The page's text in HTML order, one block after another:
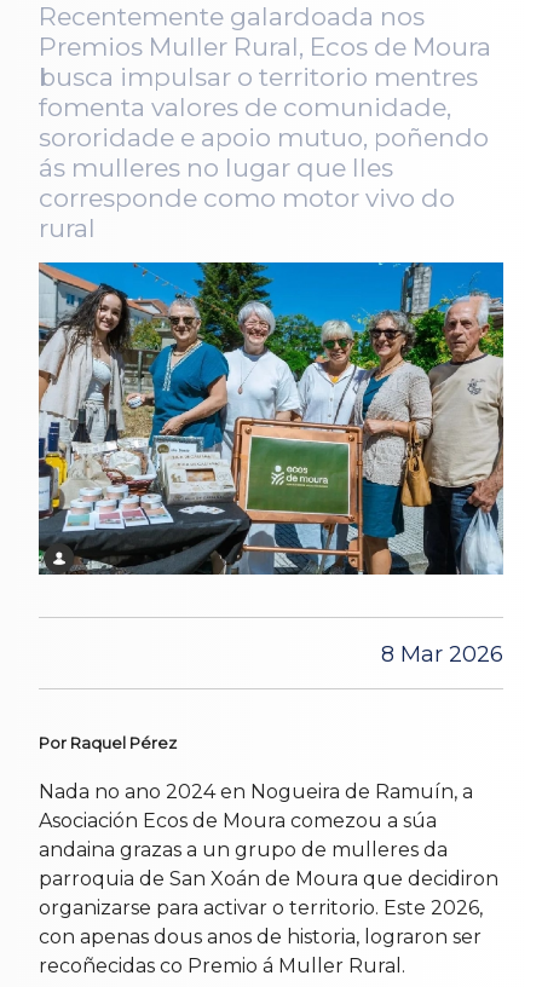
Recentemente galardoada nos
Premios Muller Rural, Ecos de Moura
busca impulsar o territorio mentres
fomenta valores de comunidade,
sororidade e apoio mutuo, poñendo
ás mulleres no lugar que lles
corresponde como motor vivo do
rural
8 Mar 2026
Por Raquel Pérez
Nada no ano 2024 en Nogueira de Ramuín, a
Asociación Ecos de Moura comezou a súa
andaina grazas a un grupo de mulleres da
parroquia de San Xoán de Moura que decidiron
organizarse para activar o territorio. Este 2026,
con apenas dous anos de historia, lograron ser
recoñecidas co Premio á Muller Rural.